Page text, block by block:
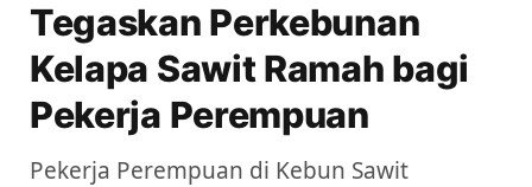
Tegaskan Perkebunan
Kelapa Sawit Ramah bagi
Pekerja Perempuan
Pekerja Perempuan di Kebun Sawit